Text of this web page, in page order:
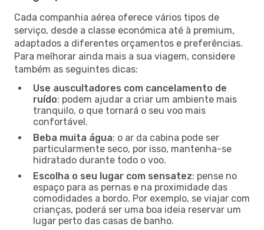
Cada companhia aérea oferece vários tipos de
serviço, desde a classe económica até à premium,
adaptados a diferentes orçamentos e preferências.
Para melhorar ainda mais a sua viagem, considere
também as seguintes dicas:
Use auscultadores com cancelamento de
ruído: podem ajudar a criar um ambiente mais
tranquilo, o que tornará o seu voo mais
confortável.
Beba muita água: o ar da cabina pode ser
particularmente seco, por isso, mantenha-se
hidratado durante todo o voo.
Escolha o seu lugar com sensatez: pense no
espaço para as pernas e na proximidade das
comodidades a bordo. Por exemplo, se viajar com
crianças, poderá ser uma boa ideia reservar um
lugar perto das casas de banho.